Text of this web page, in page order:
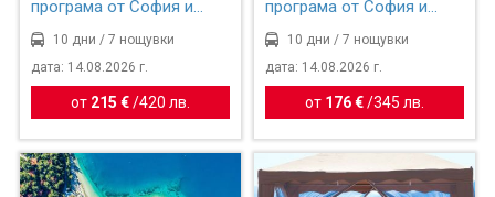
програма от София и
10 дни / 7 нощувки
дата: 14.08.2026 г.
от 215 € /420 лв.
програма от София и
10 дни / 7 нощувки
дата: 14.08.2026 г.
от 176 €/345 лв.